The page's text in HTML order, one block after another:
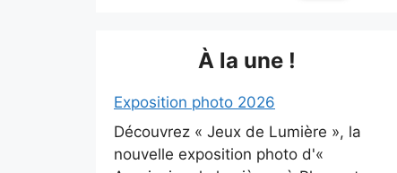
À la une !
Exposition photo 2026
Découvrez « Jeux de Lumière », la
nouvelle exposition photo d'«